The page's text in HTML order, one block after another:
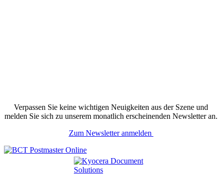
Verpassen Sie keine wichtigen Neuigkeiten aus der Szene und
melden Sie sich zu unserem monatlich erscheinenden Newsletter an.
Zum Newsletter anmelden